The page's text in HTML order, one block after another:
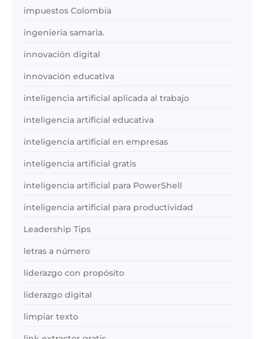
impuestos Colombia
ingenieria samaria.
innovación digital
innovación educativa
inteligencia artificial aplicada al trabajo
inteligencia artificial educativa
inteligencia artificial en empresas
inteligencia artificial gratis
inteligencia artificial para PowerShell
inteligencia artificial para productividad
Leadership Tips
letras a número
liderazgo con propósito
liderazgo digital
limpiar texto